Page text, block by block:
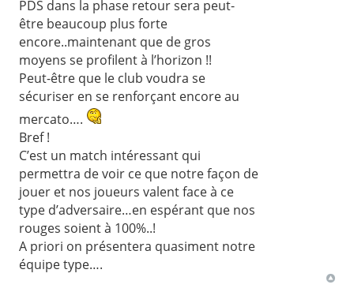
PDS dans la phase retour sera peut-
être beaucoup plus forte
encore..maintenant que de gros
moyens se profilent à l’horizon !!
Peut-être que le club voudra se
sécuriser en se renforçant encore au
mercato….
Bref !
C’est un match intéressant qui
permettra de voir ce que notre façon de
jouer et nos joueurs valent face à ce
type d’adversaire…en espérant que nos
rouges soient à 100%..!
A priori on présentera quasiment notre
équipe type….